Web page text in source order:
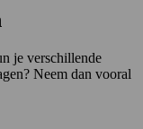
je verschillende
Neem dan vooral